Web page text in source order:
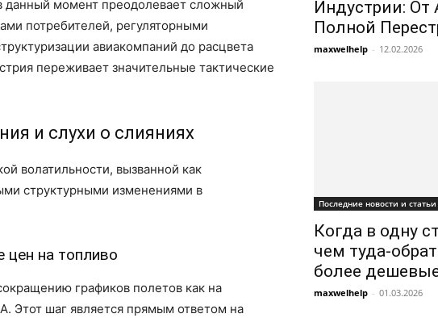
данный момент преодолевает сложный
потребителей, регуляторными
авиакомпаний до расцвета
переживает значительные тактические
и слухи о слияниях
волатильности, вызванной как
структурными изменениями в
цен на топливо
графиков полетов как на
Этот шаг является прямым ответом на
Индустрии:
Полной
maxwelhelp - 12.02.2026
Последние новости и статьи
Когда в одну
чем туда-
более
maxwelhelp - 01.03.2026